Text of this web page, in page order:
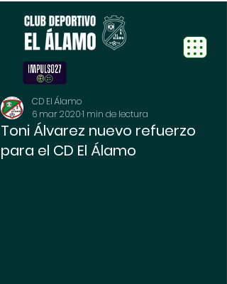
Toni Álvarez nuevo refuerzo
para el CD El Álamo
CD El Álamo
6 mar 20201 min de lectura